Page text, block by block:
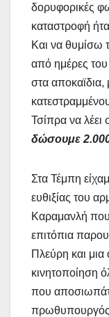
δορυφορικές
καταστροφή
Και να θυμίσω
από ημέρες
στα αποκαϊδια,
Τσίπρα να λέει
δώσουμε
Στα Τέμπη
ευθιξίας του
Καραμανλή που
επιτόπια
Πλεύρη και
κινητοποίηση
που
πρωθυπουργός,